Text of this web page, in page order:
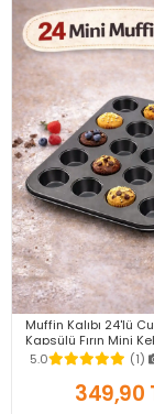
Muffin Kalıbı 24'lü
Kapsülü Fırın Mini
Kekstra Kurabiye
Baking Pan
5.0 (1)
349,90